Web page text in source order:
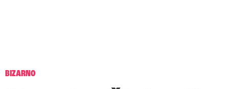
BIZARNO